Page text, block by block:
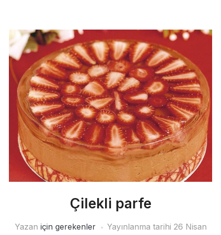
Çilekli parfe
Yazan için gerekenler Yayınlanma tarihi 26 Nisan